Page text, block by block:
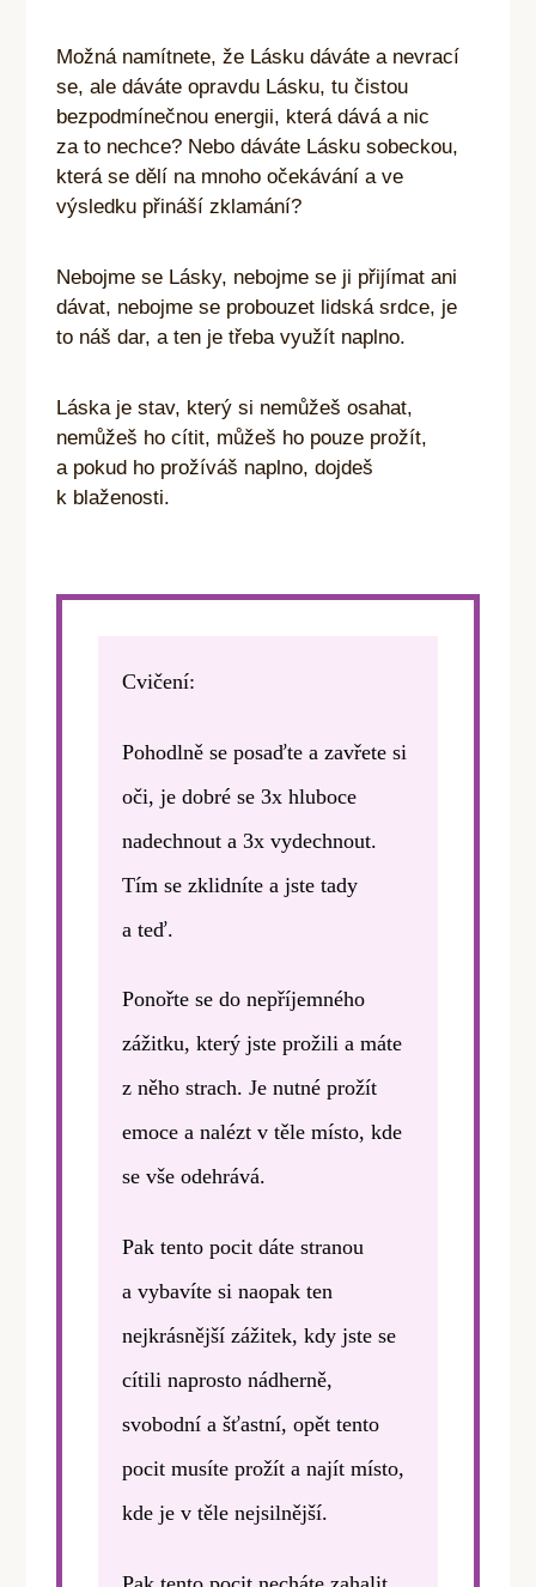
Možná namítnete, že Lásku dáváte a nevrací
se, ale dáváte opravdu Lásku, tu čistou
bezpodmínečnou energii, která dává a nic
za to nechce? Nebo dáváte Lásku sobeckou,
která se dělí na mnoho očekávání a ve
výsledku přináší zklamání?
Nebojme se Lásky, nebojme se ji přijímat ani
dávat, nebojme se probouzet lidská srdce, je
to náš dar, a ten je třeba využít naplno.
Láska je stav, který si nemůžeš osahat,
nemůžeš ho cítit, můžeš ho pouze prožít,
a pokud ho prožíváš naplno, dojdeš
k blaženosti.
Cvičení:
Pohodlně se posaďte a zavřete si
oči, je dobré se 3x hluboce
nadechnout a 3x vydechnout.
Tím se zklidníte a jste tady
a teď.
Ponořte se do nepříjemného
zážitku, který jste prožili a máte
z něho strach. Je nutné prožít
emoce a nalézt v těle místo, kde
se vše odehrává.
Pak tento pocit dáte stranou
a vybavíte si naopak ten
nejkrásnější zážitek, kdy jste se
cítili naprosto nádherně,
svobodní a šťastní, opět tento
pocit musíte prožít a najít místo,
kde je v těle nejsilnější.